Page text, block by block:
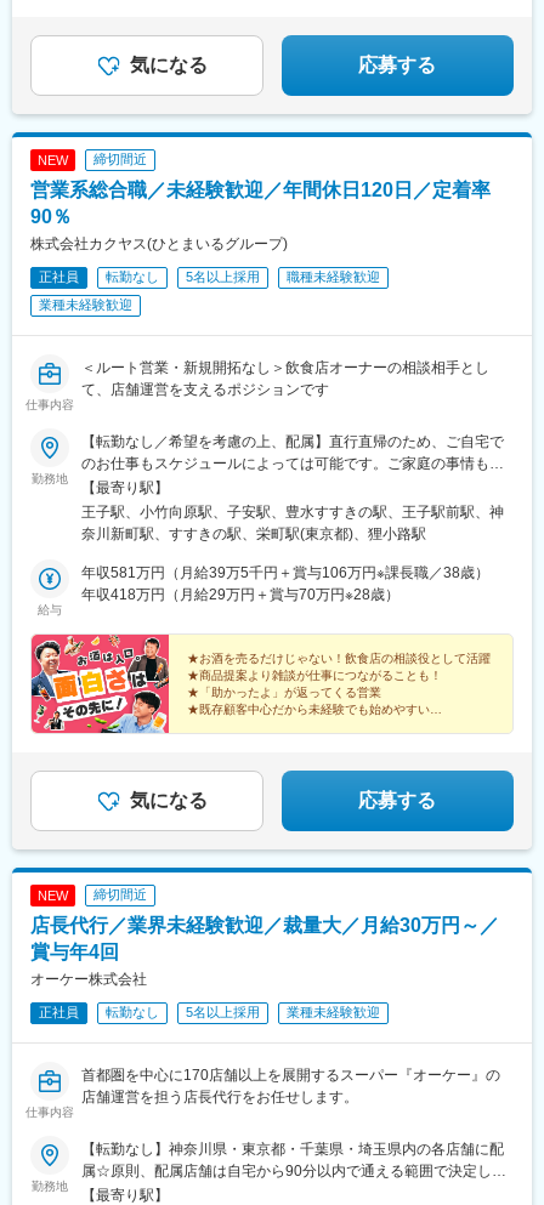
★年間休日125日
気になる 応募する
NEW 締切間近
営業系総合職／未経験歓迎／年間休日120日／定着率
90％
株式会社カクヤス(ひとまいるグループ)
正社員 転勤なし 5名以上採用
職種未経験歓迎
業種未経験歓迎
仕事内容
＜ルート営業・新規開拓なし＞飲食店オーナーの相談相手とし
て、店舗運営を支えるポジションです
勤務地
【転勤なし／希望を考慮の上、配属】直行直帰のため、ご自宅で
のお仕事もスケジュールによっては可能です。ご家庭の事情も考
慮し、リモートワーク等もご相談可能です。■本社第四ビル／東京
都北区豊島2-2-6最寄り駅：王子駅■小茂根オフィス／東京都板橋
区小茂根3-5-5最寄り駅：小竹向原駅■東神奈川オフィス／神奈川
町駅■北海道支店／北海道札幌市中央区南5条西2-1-5最寄り駅：す
すきの駅★「営業事務」として採用※勤務地は、適性エリアと自宅
【最寄り駅】
王子駅、小竹向原駅、子安駅、豊水すすきの駅、王子駅前駅、神
奈川新町駅、すすきの駅、栄町駅(東京都)、狸小路駅
給与
年収581万円（月給39万5千円＋賞与106万円※課長職／38歳）
年収418万円（月給29万円＋賞与70万円※28歳）
★お酒を売るだけじゃない！飲食店の相談役として活躍
★商品提案より雑談が仕事につながることも！
★「助かったよ」が返ってくる営業
★既存顧客中心だから未経験でも始めやすい
気になる 応募する
NEW 締切間近
店長代行／業界未経験歓迎／裁量大／月給30万円～／
賞与年4回
オーケー株式会社
正社員 転勤なし 5名以上採用 業種未経験歓迎
仕事内容
首都圏を中心に170店舗以上を展開するスーパー『オーケー』の
店舗運営を担う店長代行をお任せします。
勤務地
【転勤なし】神奈川県・東京都・千葉県・埼玉県内の各店舗に配
属☆原則、配属店舗は自宅から90分以内で通える範囲で決定しま
す（転居を伴う異動無し）。なお、希望があれば転居を伴う異動
【最寄り駅】